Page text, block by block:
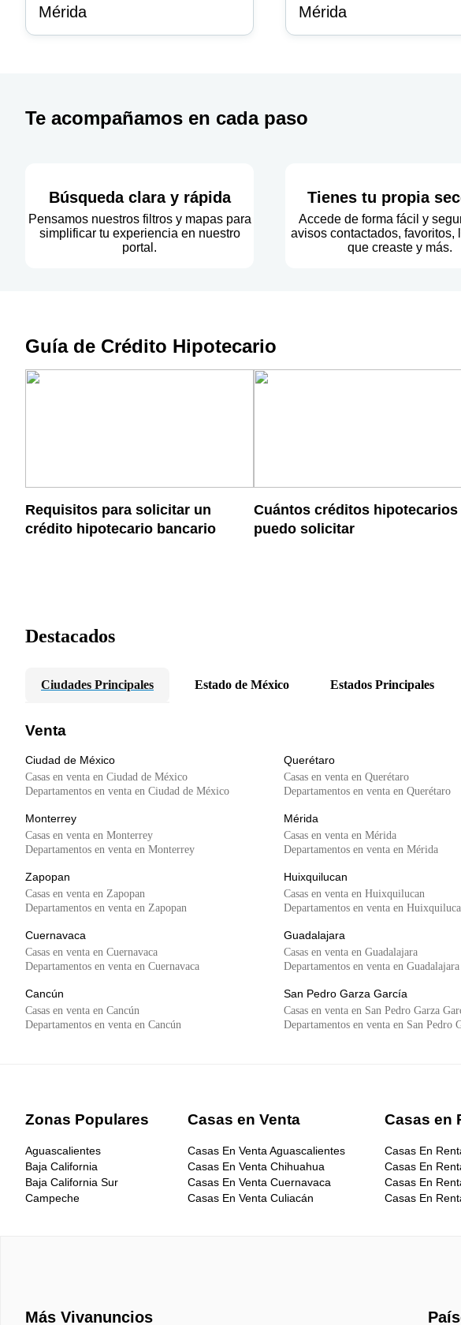
Mérida
Mérida
Te acompañamos en cada paso
Búsqueda clara y rápida
Pensamos nuestros filtros y mapas para
simplificar tu experiencia en nuestro
portal.
Tienes tu propia
Accede de forma fácil y
avisos contactados, favoritos,
que creaste y más.
Guía de Crédito Hipotecario
Requisitos para solicitar un
crédito hipotecario bancario
Cuántos créditos hipotecarios
puedo solicitar
Destacados
Ciudades Principales Estado de México Estados Principales
Venta
Ciudad de México
Casas en venta en Ciudad de México
Departamentos en venta en Ciudad de México
Querétaro
Casas en venta en Querétaro
Departamentos en venta en Querétaro
Monterrey
Casas en venta en Monterrey
Departamentos en venta en Monterrey
Mérida
Casas en venta en Mérida
Departamentos en venta en Mérida
Zapopan
Casas en venta en Zapopan
Departamentos en venta en Zapopan
Huixquilucan
Casas en venta en Huixquilucan
Departamentos en venta en
Cuernavaca
Casas en venta en Cuernavaca
Departamentos en venta en Cuernavaca
Guadalajara
Casas en venta en Guadalajara
Departamentos en venta en Guadalajara
Cancún
Casas en venta en Cancún
Departamentos en venta en Cancún
San Pedro Garza García
Casas en venta en San Pedro Garza
Departamentos en venta en San Pedro
Zonas Populares
Aguascalientes
Baja California
Baja California Sur
Campeche
Estado de México
Casas en Venta
Casas En Venta Aguascalientes
Casas En Venta Chihuahua
Casas En Venta Cuernavaca
Casas En Venta Culiacán
Casas en
Casas En
Casas En
Casas En
Casas En
Casas En
Más Vivanuncios